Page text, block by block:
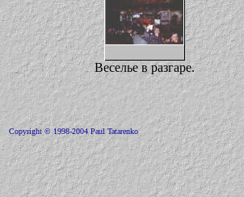
Веселье в разгаре.
Copyright © 1998-2004 Paul Tatarenko